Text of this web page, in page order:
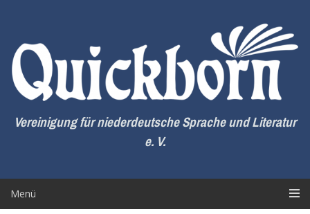
springen
Vereinigung für niederdeutsche Sprache und Literatur
e. V.
Menü